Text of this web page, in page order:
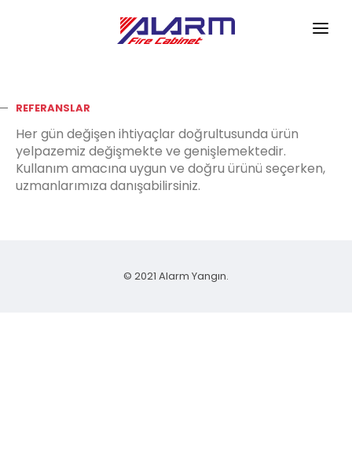
KURUMSAL
ÜRÜNLER
HİZMETLERİMİZ
REFERANSLAR
Her gün değişen ihtiyaçlar doğrultusunda ürün
yelpazemiz değişmekte ve genişlemektedir.
Kullanım amacına uygun ve doğru ürünü seçerken,
uzmanlarımıza danışabilirsiniz.
© 2021 Alarm Yangın.